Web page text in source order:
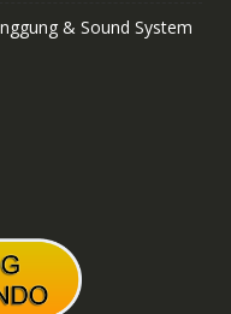
& Sound System